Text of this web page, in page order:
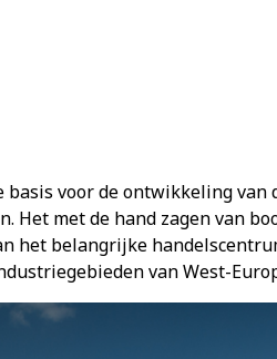
basis voor de ontwikkeling
Het met de hand zagen van
het belangrijke
van West-